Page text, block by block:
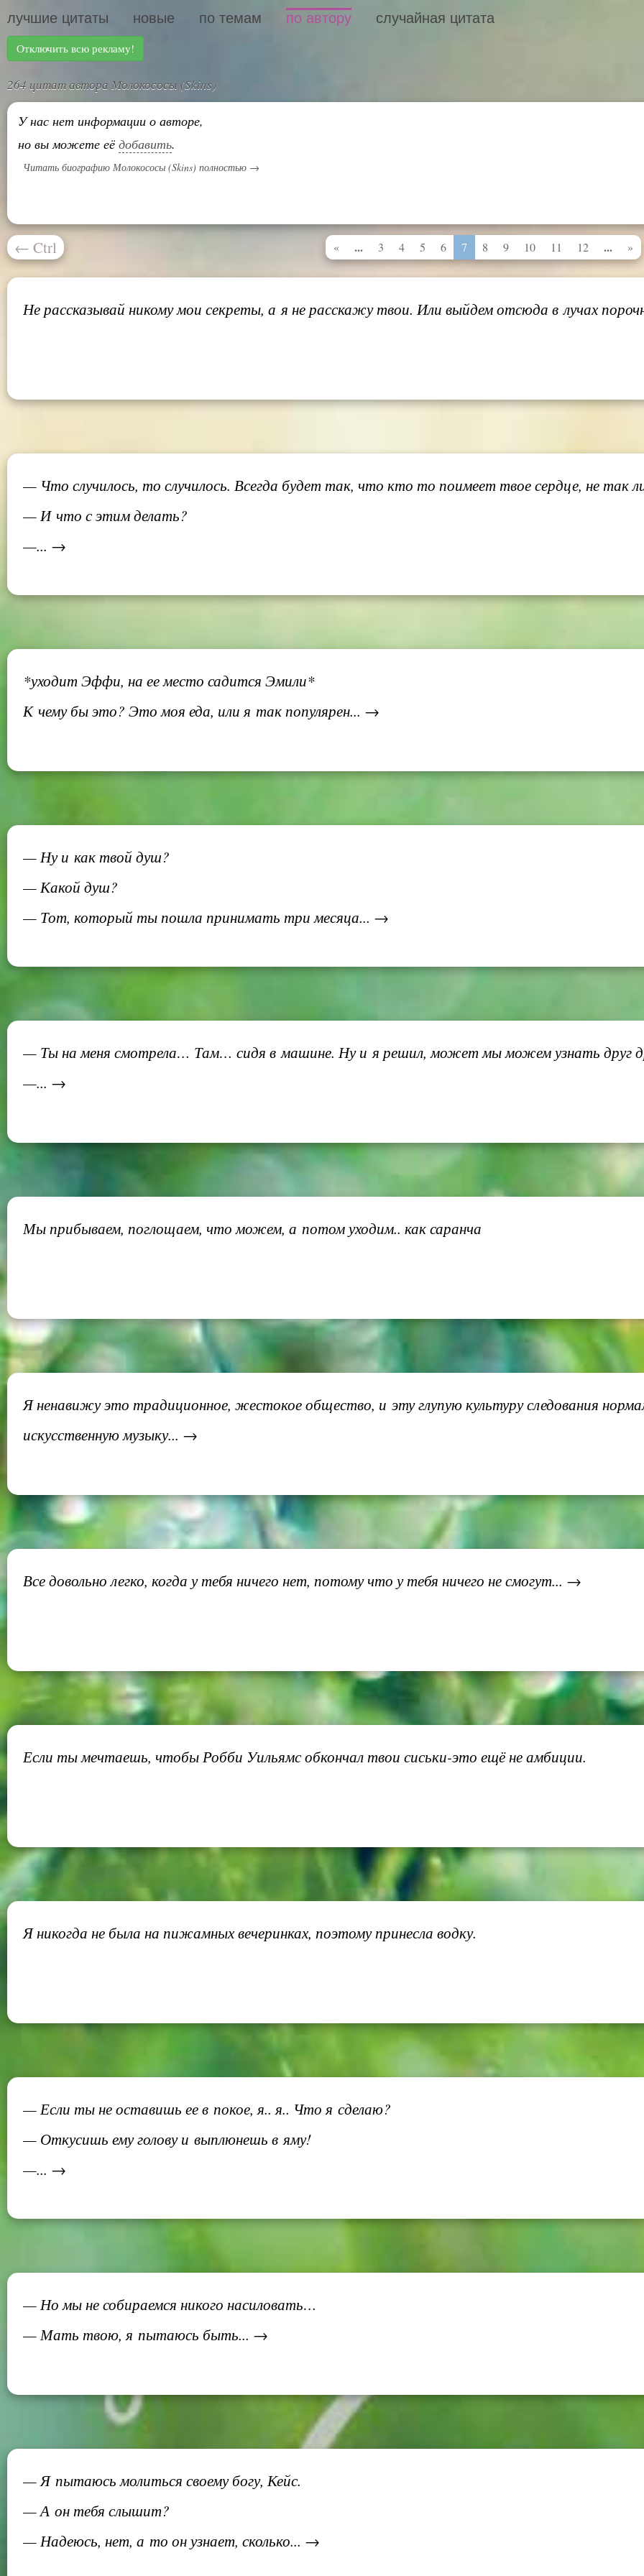
лучшие цитаты новые по темам по автору случайная цитата
Отключить всю рекламу!
264 цитат автора Молокососы (Skins)
У нас нет информации о авторе,
но вы можете её добавить.
Читать биографию Молокососы (Skins) полностью →
← Ctrl « ... 3 4 5 6 7 8 9 10 11 12 ... »
Не рассказывай никому мои секреты, а я не расскажу твои. Или выйдем отсюда в лучах
— Что случилось, то случилось. Всегда будет так, что кто то поимеет твое сердце, не так
— И что с этим делать?
—... →
*уходит Эффи, на ее место садится Эмили*
К чему бы это? Это моя еда, или я так популярен... →
— Ну и как твой душ?
— Какой душ?
— Тот, который ты пошла принимать три месяца... →
— Ты на меня смотрела… Там… сидя в машине. Ну и я решил, может мы можем узнать друг
—... →
Мы прибываем, поглощаем, что можем, а потом уходим.. как саранча
Я ненавижу это традиционное, жестокое общество, и эту глупую культуру следования
искусственную музыку... →
Все довольно легко, когда у тебя ничего нет, потому что у тебя ничего не смогут... →
Если ты мечтаешь, чтобы Робби Уильямс обкончал твои сиськи-это ещё не амбиции.
Я никогда не была на пижамных вечеринках, поэтому принесла водку.
— Если ты не оставишь ее в покое, я.. я.. Что я сделаю?
— Откусишь ему голову и выплюнешь в яму!
—... →
— Но мы не собираемся никого насиловать…
— Мать твою, я пытаюсь быть... →
— Я пытаюсь молиться своему богу, Кейс.
— А он тебя слышит?
— Надеюсь, нет, а то он узнает, сколько... →